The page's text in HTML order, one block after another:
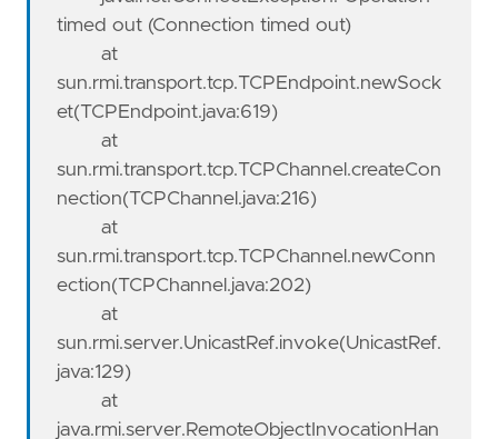
timed out (Connection timed out)
at
sun.rmi.transport.tcp.TCPEndpoint.newSock
et(TCPEndpoint.java:619)
at
sun.rmi.transport.tcp.TCPChannel.createCon
nection(TCPChannel.java:216)
at
sun.rmi.transport.tcp.TCPChannel.newConn
ection(TCPChannel.java:202)
at
sun.rmi.server.UnicastRef.invoke(UnicastRef.
java:129)
at
java.rmi.server.RemoteObjectInvocationHan